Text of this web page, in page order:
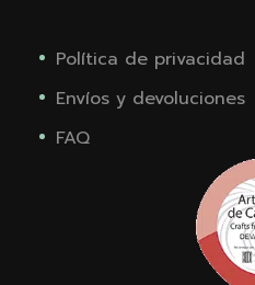
Política de privacidad
Envíos y devoluciones
FAQ